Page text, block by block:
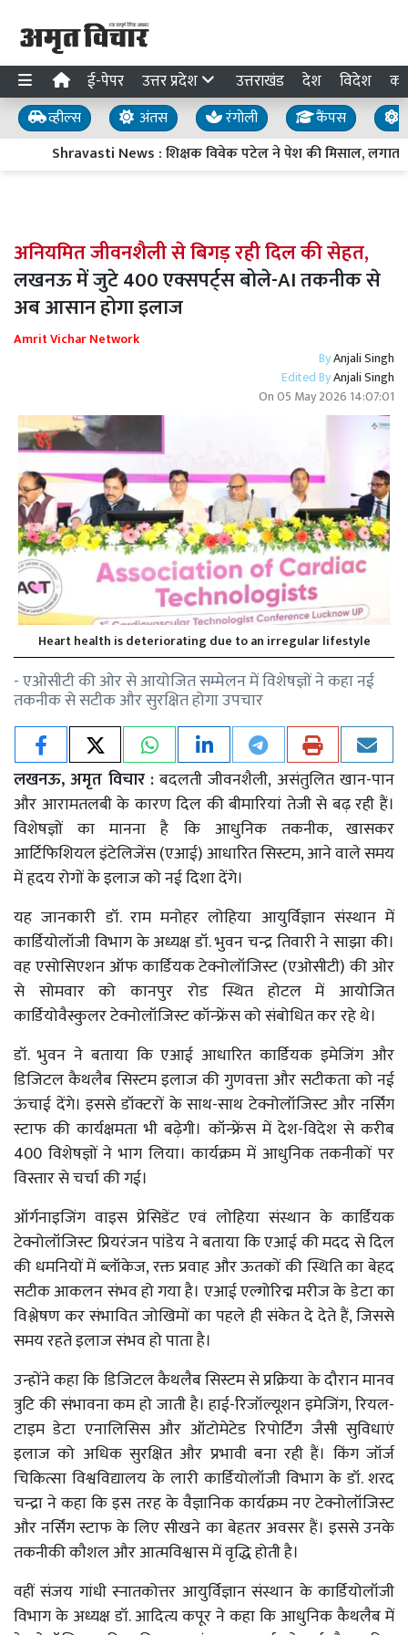
ई-पेपर उत्तर प्रदेश उत्तराखंड देश विदेश
व्हील्स अंतस रंगोली कैंपस
Shravasti News : शिक्षक विवेक पटेल ने पेश की मिसाल, लगातार
अनियमित जीवनशैली से बिगड़ रही दिल की सेहत,
लखनऊ में जुटे 400 एक्सपर्ट्स बोले-AI तकनीक से
अब आसान होगा इलाज
Amrit Vichar Network
ByAnjali Singh
Edited ByAnjali Singh
On05 May 2026 14:07:01
Heart health is deteriorating due to an irregular lifestyle
- एओसीटी की ओर से आयोजित सम्मेलन में विशेषज्ञों ने कहा नई
तकनीक से सटीक और सुरक्षित होगा उपचार
लखनऊ, अमृत विचार :बदलती जीवनशैली, असंतुलित खान-पान
और आरामतलबी के कारण दिल की बीमारियां तेजी से बढ़ रही हैं।
विशेषज्ञों का मानना है कि आधुनिक तकनीक, खासकर
आर्टिफिशियल इंटेलिजेंस (एआई) आधारित सिस्टम, आने वाले समय
में हृदय रोगों के इलाज को नई दिशा देंगे।
यह जानकारी डॉ. राम मनोहर लोहिया आयुर्विज्ञान संस्थान में
कार्डियोलॉजी विभाग के अध्यक्ष डॉ. भुवन चन्द्र तिवारी ने साझा की।
वह एसोसिएशन ऑफ कार्डियक टेक्नोलॉजिस्ट (एओसीटी) की ओर
से सोमवार को कानपुर रोड स्थित होटल में आयोजित
कार्डियोवैस्कुलर टेक्नोलॉजिस्ट कॉन्फ्रेंस को संबोधित कर रहे थे।
डॉ. भुवन ने बताया कि एआई आधारित कार्डियक इमेजिंग और
डिजिटल कैथलैब सिस्टम इलाज की गुणवत्ता और सटीकता को नई
ऊंचाई देंगे। इससे डॉक्टरों के साथ-साथ टेक्नोलॉजिस्ट और नर्सिंग
स्टाफ की कार्यक्षमता भी बढ़ेगी। कॉन्फ्रेंस में देश-विदेश से करीब
400 विशेषज्ञों ने भाग लिया। कार्यक्रम में आधुनिक तकनीकों पर
विस्तार से चर्चा की गई।
ऑर्गनाइजिंग वाइस प्रेसिडेंट एवं लोहिया संस्थान के कार्डियक
टेक्नोलॉजिस्ट प्रियरंजन पांडेय ने बताया कि एआई की मदद से दिल
की धमनियों में ब्लॉकेज, रक्त प्रवाह और ऊतकों की स्थिति का बेहद
सटीक आकलन संभव हो गया है। एआई एल्गोरिद्म मरीज के डेटा का
विश्लेषण कर संभावित जोखिमों का पहले ही संकेत दे देते हैं, जिससे
समय रहते इलाज संभव हो पाता है।
उन्होंने कहा कि डिजिटल कैथलैब सिस्टम से प्रक्रिया के दौरान मानव
त्रुटि की संभावना कम हो जाती है। हाई-रिजॉल्यूशन इमेजिंग, रियल-
टाइम डेटा एनालिसिस और ऑटोमेटेड रिपोर्टिंग जैसी सुविधाएं
इलाज को अधिक सुरक्षित और प्रभावी बना रही हैं। किंग जॉर्ज
चिकित्सा विश्वविद्यालय के लारी कार्डियोलॉजी विभाग के डॉ. शरद
चन्द्रा ने कहा कि इस तरह के वैज्ञानिक कार्यक्रम नए टेक्नोलॉजिस्ट
और नर्सिंग स्टाफ के लिए सीखने का बेहतर अवसर हैं। इससे उनके
तकनीकी कौशल और आत्मविश्वास में वृद्धि होती है।
वहीं संजय गांधी स्नातकोत्तर आयुर्विज्ञान संस्थान के कार्डियोलॉजी
विभाग के अध्यक्ष डॉ. आदित्य कपूर ने कहा कि आधुनिक कैथलैब में